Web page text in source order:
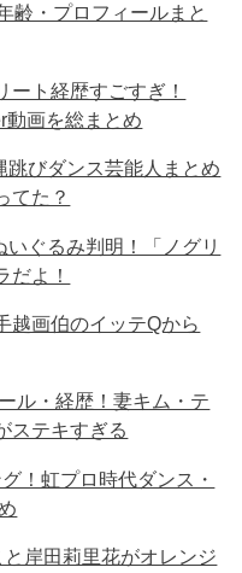
齢・プロフィールまと
ト経歴すごすぎ！
動画を総まとめ
びダンス芸能人まとめ
てた？
ぐるみ判明！「ノグリ
だよ！
越画伯のイッテQから
ル・経歴！妻キム・テ
ステキすぎる
！虹プロ時代ダンス・
と岸田莉里花がオレンジ